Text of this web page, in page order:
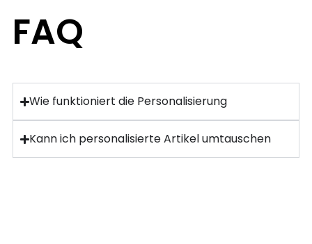
FAQ
Wie funktioniert die Personalisierung
Kann ich personalisierte Artikel umtauschen